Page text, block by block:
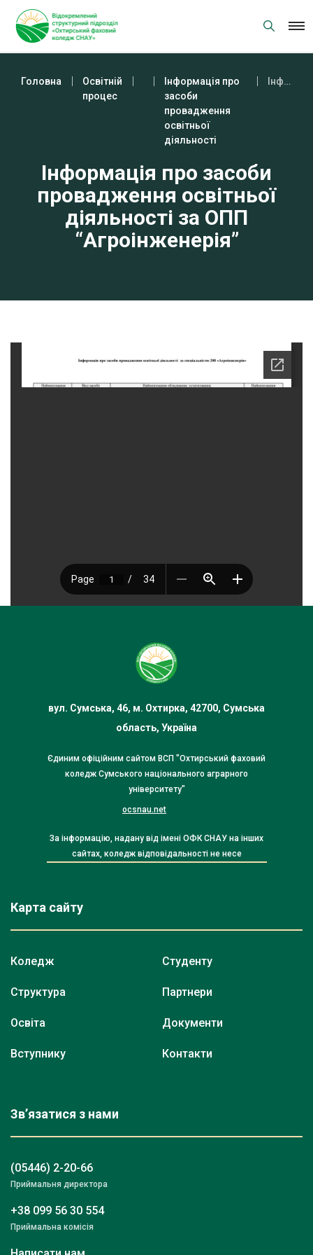
content
Головна
Освітній
процес
Інформація про
засоби
провадження
освітньої
діяльності
Інформація про засоби провадження освітньої діяльності за ОПП “Агроінженерія”
Інформація про засоби
провадження освітньої
діяльності за ОПП
“Агроінженерія”
вул. Сумська, 46, м. Охтирка, 42700, Сумська
область, Україна
Єдиним офіційним сайтом ВСП "Охтирський фаховий
коледж Сумського національного аграрного
університету"
ocsnau.net
За інформацію, надану від імені ОФК СНАУ на інших
сайтах, коледж відповідальності не несе
Карта сайту
Коледж
Структура
Освіта
Вступнику
Студенту
Партнери
Документи
Контакти
Зв’язатися з нами
(05446) 2-20-66
Приймальня директора
+38 099 56 30 554
Приймальна комісія